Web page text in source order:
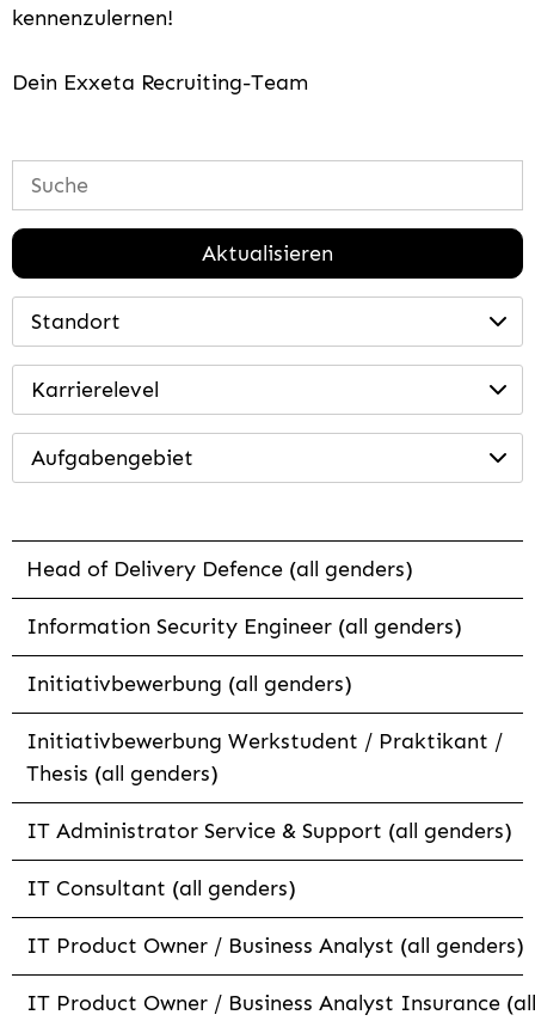
kennenzulernen!
Dein Exxeta Recruiting-Team
Aktualisieren
Standort
Karrierelevel
Aufgabengebiet
Head of Delivery Defence (all genders)
Information Security Engineer (all genders)
Initiativbewerbung (all genders)
Initiativbewerbung Werkstudent / Praktikant /
Thesis (all genders)
IT Administrator Service & Support (all genders)
IT Consultant (all genders)
IT Product Owner / Business Analyst (all genders)
IT Product Owner / Business Analyst Insurance (all